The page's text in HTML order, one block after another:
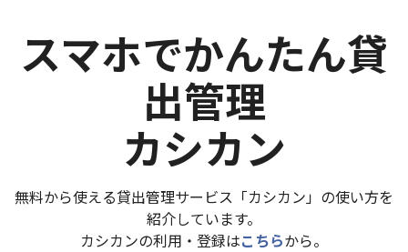
スマホでかんたん貸
出管理
カシカン
無料から使える貸出管理サービス「カシカン」の使い方を
紹介しています。
カシカンの利用・登録はこちらから。